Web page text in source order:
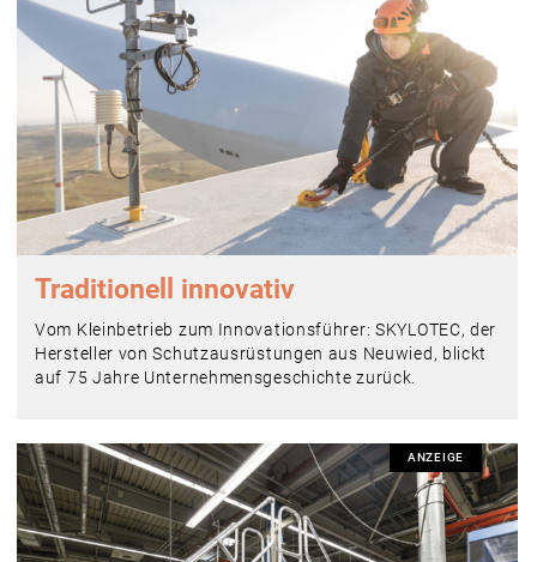
Traditionell innovativ
Vom Kleinbetrieb zum Innovationsführer: SKYLOTEC, der
Hersteller von Schutzausrüstungen aus Neuwied, blickt
auf 75 Jahre Unternehmensgeschichte zurück.
ANZEIGE